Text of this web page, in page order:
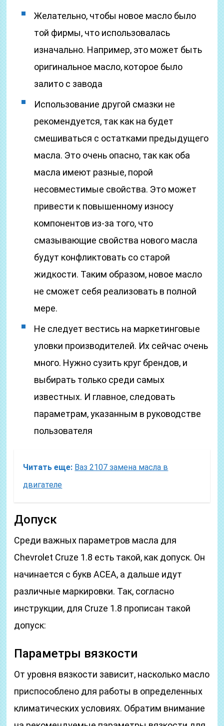
Желательно, чтобы новое масло было
той фирмы, что использовалась
изначально. Например, это может быть
оригинальное масло, которое было
залито с завода
Использование другой смазки не
рекомендуется, так как на будет
смешиваться с остатками предыдущего
масла. Это очень опасно, так как оба
масла имеют разные, порой
несовместимые свойства. Это может
привести к повышенному износу
компонентов из-за того, что
смазывающие свойства нового масла
будут конфликтовать со старой
жидкости. Таким образом, новое масло
не сможет себя реализовать в полной
мере.
Не следует вестись на маркетинговые
уловки производителей. Их сейчас очень
много. Нужно сузить круг брендов, и
выбирать только среди самых
известных. И главное, следовать
параметрам, указанным в руководстве
пользователя
Читать еще: Ваз 2107 замена масла в
двигателе
Допуск
Среди важных параметров масла для
Chevrolet Cruze 1.8 есть такой, как допуск. Он
начинается с букв ACEA, а дальше идут
различные маркировки. Так, согласно
инструкции, для Cruze 1.8 прописан такой
допуск:
Параметры вязкости
От уровня вязкости зависит, насколько масло
приспособлено для работы в определенных
климатических условиях. Обратим внимание